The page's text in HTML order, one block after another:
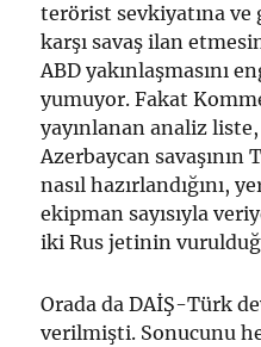
terörist sevkiyatına ve
karşı savaş ilan
ABD yakınlaşmasını
yumuyor. Fakat
yayınlanan analiz
Azerbaycan
nasıl hazırlandığını,
ekipman sayısıyla
iki Rus jetinin
Orada da DAİŞ-Türk
verilmişti. Sonucunu